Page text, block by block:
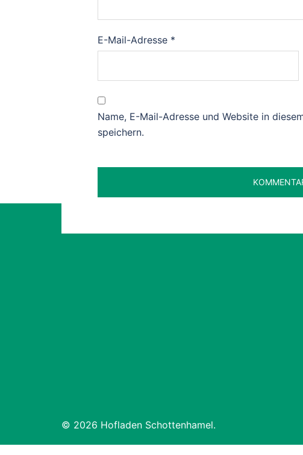
E-Mail-Adresse *
Name, E-Mail-Adresse und Website in
speichern.
© 2026 Hofladen Schottenhamel.